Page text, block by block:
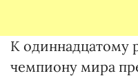
К одиннадцатому
чемпиону мира